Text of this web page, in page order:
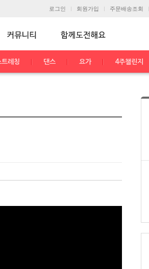
로그인 회원가입 주문배송조회
트레칭 댄스 요가 4주챌린지